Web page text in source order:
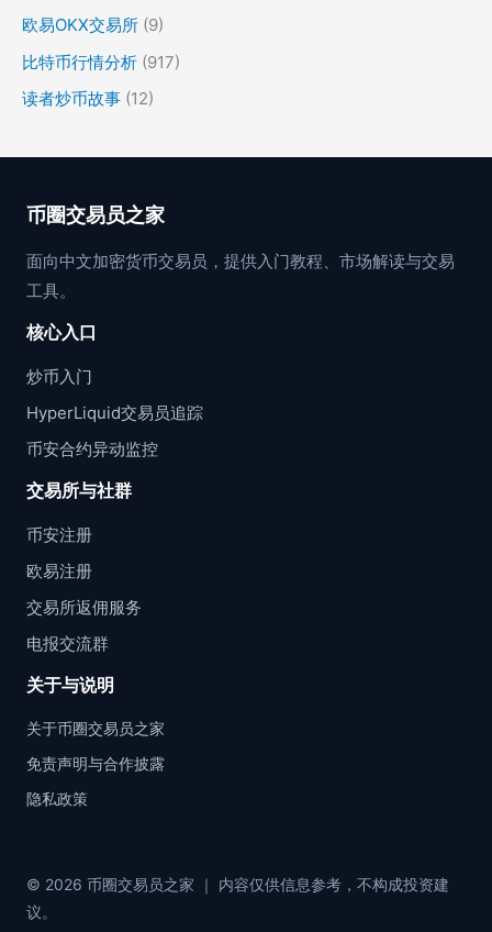
欧易OKX交易所 (9)
比特币行情分析 (917)
读者炒币故事 (12)
币圈交易员之家
面向中文加密货币交易员，提供入门教程、市场解读与交易
工具。
核心入口
炒币入门
HyperLiquid交易员追踪
币安合约异动监控
交易所与社群
币安注册
欧易注册
交易所返佣服务
电报交流群
关于与说明
关于币圈交易员之家
免责声明与合作披露
隐私政策
© 2026 币圈交易员之家 ｜ 内容仅供信息参考，不构成投资建
议。